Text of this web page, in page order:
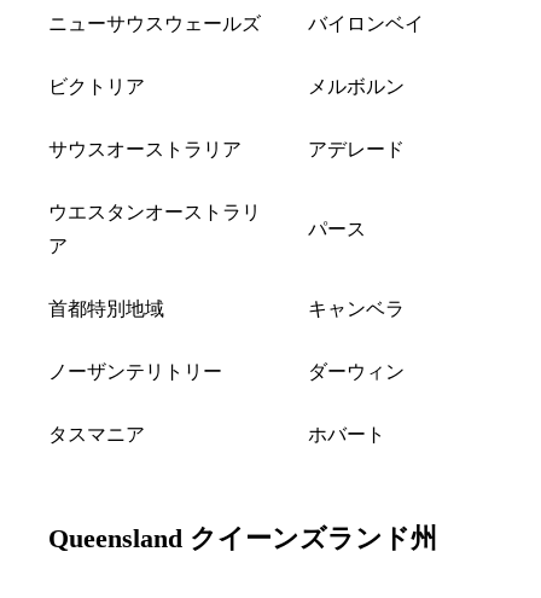
ニューサウスウェールズ バイロンベイ
ビクトリア メルボルン
サウスオーストラリア アデレード
ウエスタンオーストラリ
ア
パース
首都特別地域 キャンベラ
ノーザンテリトリー ダーウィン
タスマニア ホバート
Queensland クイーンズランド州